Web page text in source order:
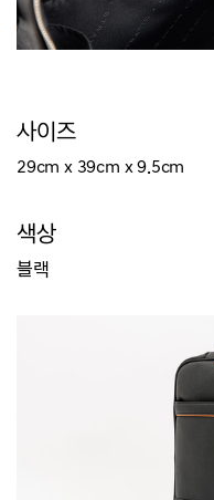
사이즈
29cm x 39cm x 9.5cm
색상
블랙